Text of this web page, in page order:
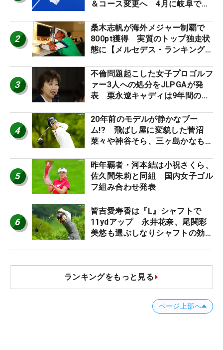
＆コース変更へ 4月に岐阜で開
2
桑木志帆が海外メジャー制覇で
800pt獲得 実質のトップ独走状
態に【メルセデス・ランキング番
3
不倫問題起こした女子プロゴルフ
ァー3人への処分をJLPGAが発
表 栗永遼キャディは9年間の立
4
20年前のモデルが静かなブー
ム!? 飛ばし屋に変貌した菅沼
菜々や神谷そら、三ヶ島かなも使
ロたちの“飛ばしギア”】
5
昨年覇者・河本結は小祝さくら、
佐久間朱莉と同組 国内女子ゴル
フ組み合わせ発表
6
皆吉愛寿香は『L』シャフトで
11ydアップ 永井花奈、尾関彩
美悠も選ぶしなりシャフトの効果
ランキングをもっと見る
ページ上部へ